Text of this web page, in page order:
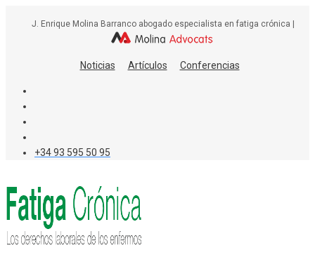
J. Enrique Molina Barranco abogado especialista en fatiga crónica |
Noticias Artículos Conferencias
+34 93 595 50 95